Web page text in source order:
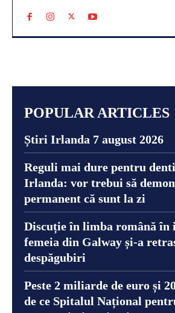
POPULAR ARTICLES
Știri Irlanda 7 august 2026
Reguli mai dure pentru
Irlanda: vor trebui să
permanent că sunt la zi
Discuție în limba română în
femeia din Galway și-a
despăgubiri
Peste 2 miliarde de euro și
de ce Spitalul Național